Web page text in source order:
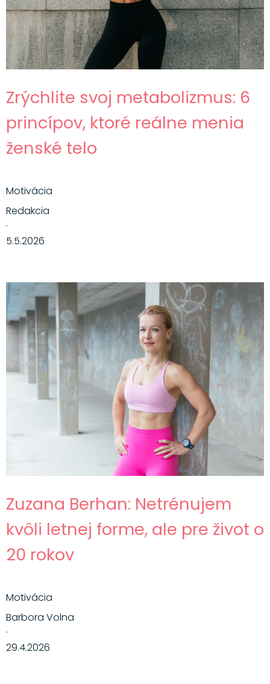
Zrýchlite svoj metabolizmus: 6
princípov, ktoré reálne menia
ženské telo
Motivácia
Redakcia
·
5.5.2026
Zuzana Berhan: Netrénujem
kvôli letnej forme, ale pre život o
20 rokov
Motivácia
Barbora Volna
·
29.4.2026